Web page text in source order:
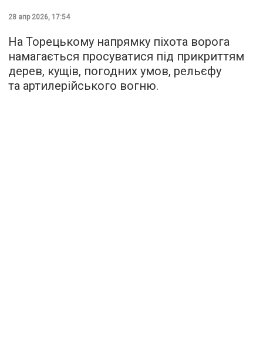
28 апр 2026, 17:54
На Торецькому напрямку піхота ворога
намагається просуватися під прикриттям
дерев, кущів, погодних умов, рельєфу
та артилерійського вогню.